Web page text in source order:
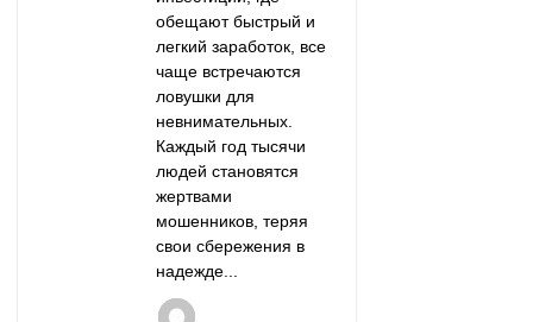
обещают быстрый и
легкий заработок, все
чаще встречаются
ловушки для
невнимательных.
Каждый год тысячи
людей становятся
жертвами
мошенников, теряя
свои сбережения в
надежде...